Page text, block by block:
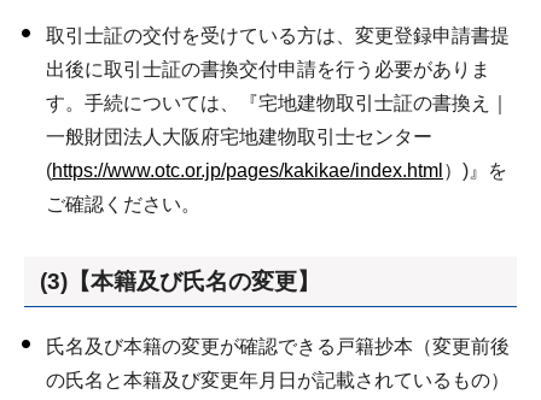
取引士証の交付を受けている方は、変更登録申請書提
出後に取引士証の書換交付申請を行う必要がありま
す。手続については、『宅地建物取引士証の書換え｜
一般財団法人大阪府宅地建物取引士センター
(https://www.otc.or.jp/pages/kakikae/index.html ）)』を
ご確認ください。
(3)【本籍及び氏名の変更】
氏名及び本籍の変更が確認できる戸籍抄本（変更前後
の氏名と本籍及び変更年月日が記載されているもの）